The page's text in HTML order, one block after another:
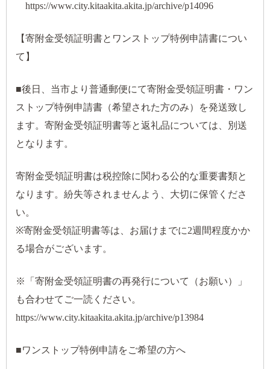
https://www.city.kitaakita.akita.jp/archive/p14096
【寄附金受領証明書とワンストップ特例申請書につい
て】
■後日、当市より普通郵便にて寄附金受領証明書・ワン
ストップ特例申請書（希望された方のみ）を発送致し
ます。寄附金受領証明書等と返礼品については、別送
となります。
寄附金受領証明書は税控除に関わる公的な重要書類と
なります。紛失等されませんよう、大切に保管くださ
い。
※寄附金受領証明書等は、お届けまでに2週間程度かか
る場合がございます。
※「寄附金受領証明書の再発行について（お願い）」
も合わせてご一読ください。
https://www.city.kitaakita.akita.jp/archive/p13984
■ワンストップ特例申請をご希望の方へ